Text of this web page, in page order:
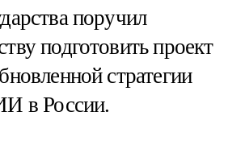
поручил
подготовить проект
стратегии
в России.